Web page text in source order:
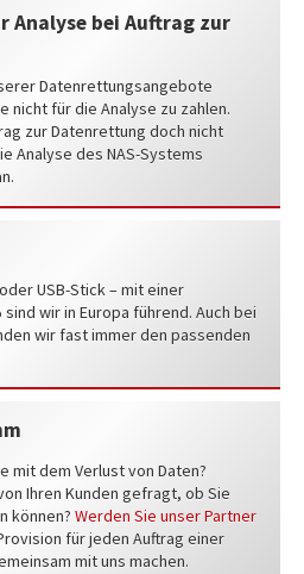
Analyse bei Auftrag zur
Datenrettungsangebote
nicht für die Analyse zu zahlen.
zur Datenrettung doch nicht
Analyse des NAS-Systems
USB-Stick – mit einer
wir in Europa führend. Auch bei
wir fast immer den passenden
mit dem Verlust von Daten?
Ihren Kunden gefragt, ob Sie
können? Werden Sie unser Partner
für jeden Auftrag einer
mit uns machen.